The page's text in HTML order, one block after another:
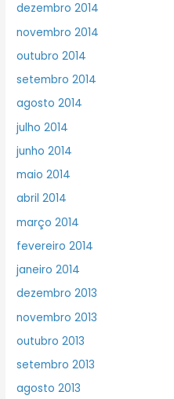
dezembro 2014
novembro 2014
outubro 2014
setembro 2014
agosto 2014
julho 2014
junho 2014
maio 2014
abril 2014
março 2014
fevereiro 2014
janeiro 2014
dezembro 2013
novembro 2013
outubro 2013
setembro 2013
agosto 2013